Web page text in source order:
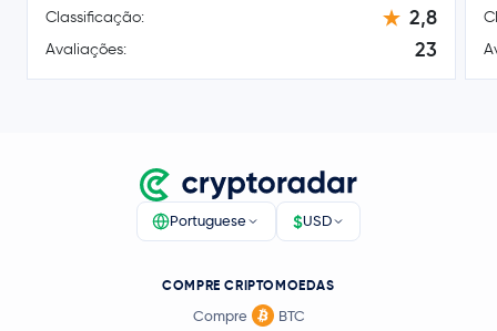
Basic Attention Token BAT
Classificação: 2,8
Avaliações: 23
Portuguese $USD
COMPRE CRIPTOMOEDAS
Compre
BTC